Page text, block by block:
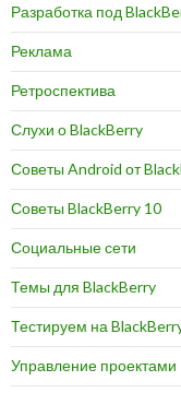
Разработка под
Реклама
Ретроспектива
Слухи о BlackBerry
Советы Android от
Советы BlackBerry 10
Социальные сети
Темы для BlackBerry
Тестируем на
Управление проектами